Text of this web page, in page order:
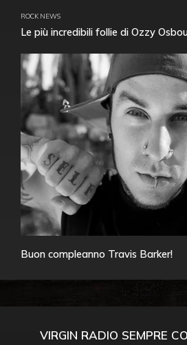
ROCK NEWS
Le più incredibili follie di Ozzy
Buon compleanno Travis Barker!
VIRGIN RADIO SEMPRE